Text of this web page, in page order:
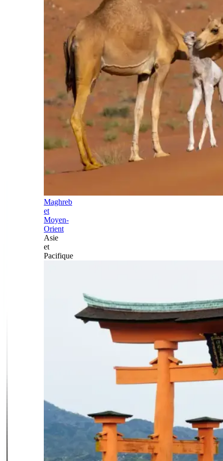
Maghreb
et
Moyen-
Orient
Asie
et
Pacifique